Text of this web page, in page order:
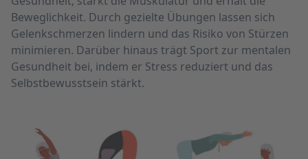
Beweglichkeit. Durch gezielte Übungen lassen sich
Gelenkschmerzen lindern und das Risiko von Stürzen
minimieren. Darüber hinaus trägt Sport zur mentalen
Gesundheit bei, indem er Stress reduziert und das
Selbstbewusstsein stärkt.